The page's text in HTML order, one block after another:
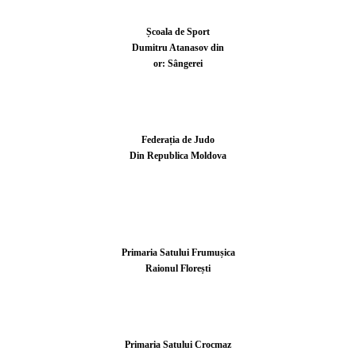
Școala de Sport
Dumitru Atanasov din
or: Sângerei
Federația de Judo
Din Republica Moldova
Primaria Satului Frumușica
Raionul Florești
Primaria Satului Crocmaz